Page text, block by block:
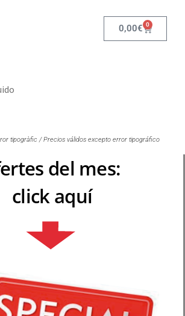
0,00€ 0
tipogràfic / Precios válidos excepto error tipográfico
del mes:
click aquí